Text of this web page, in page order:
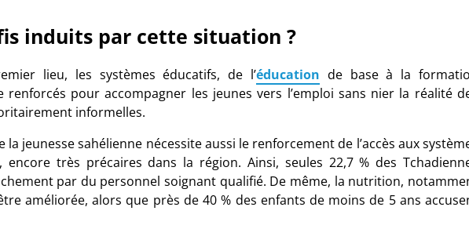
induits par cette situation ?
lieu, les systèmes éducatifs, de l’éducation de base à la
renforcés pour accompagner les jeunes vers l’emploi sans nier la réalité
informelles.
la jeunesse sahélienne nécessite aussi le renforcement de l’accès aux
très précaires dans la région. Ainsi, seules 22,7 % des
par du personnel soignant qualifié. De même, la nutrition,
améliorée, alors que près de 40 % des enfants de moins de 5 ans